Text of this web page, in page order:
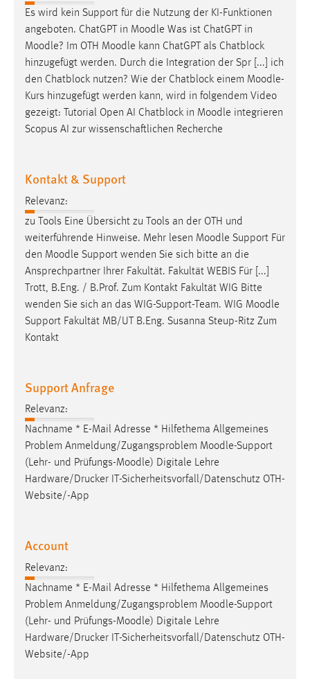
Es wird kein Support für die Nutzung der KI-Funktionen
angeboten. ChatGPT in Moodle Was ist ChatGPT in
Moodle? Im OTH Moodle kann ChatGPT als Chatblock
hinzugefügt werden. Durch die Integration der Spr [...] ich
den Chatblock nutzen? Wie der Chatblock einem Moodle-
Kurs hinzugefügt werden kann, wird in folgendem Video
gezeigt: Tutorial Open AI Chatblock in Moodle integrieren
Scopus AI zur wissenschaftlichen Recherche
Kontakt & Support
Relevanz:
zu Tools Eine Übersicht zu Tools an der OTH und
weiterführende Hinweise. Mehr lesen Moodle Support Für
den Moodle Support wenden Sie sich bitte an die
Ansprechpartner Ihrer Fakultät. Fakultät WEBIS Für [...]
Trott, B.Eng. / B.Prof. Zum Kontakt Fakultät WIG Bitte
wenden Sie sich an das WIG-Support-Team. WIG Moodle
Support Fakultät MB/UT B.Eng. Susanna Steup-Ritz Zum
Kontakt
Support Anfrage
Relevanz:
Nachname * E-Mail Adresse * Hilfethema Allgemeines
Problem Anmeldung/Zugangsproblem Moodle-Support
(Lehr- und Prüfungs-Moodle) Digitale Lehre
Hardware/Drucker IT-Sicherheitsvorfall/Datenschutz OTH-
Website/-App
Account
Relevanz:
Nachname * E-Mail Adresse * Hilfethema Allgemeines
Problem Anmeldung/Zugangsproblem Moodle-Support
(Lehr- und Prüfungs-Moodle) Digitale Lehre
Hardware/Drucker IT-Sicherheitsvorfall/Datenschutz OTH-
Website/-App